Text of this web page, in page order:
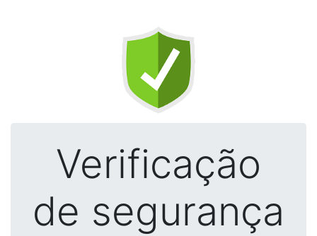
Verificação
de segurança